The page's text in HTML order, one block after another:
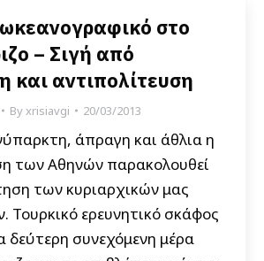
στο
– Σιγή από
και αντιπολίτευση
Byxrisiavgi 20/03/2013
άπραγη και άθλια η
των Αθηνών παρακολουθεί
των κυριαρχικών μας
Τουρκικό ερευνητικό σκάφος
δεύτερη συνεχόμενη μέρα